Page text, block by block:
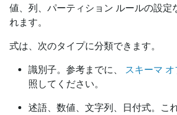
値、列、パーティション ルールの設定
れます。
式は、次のタイプに分類できます。
識別子。参考までに、 スキーマ
照してください。
述語、数値、文字列、日付式。こ